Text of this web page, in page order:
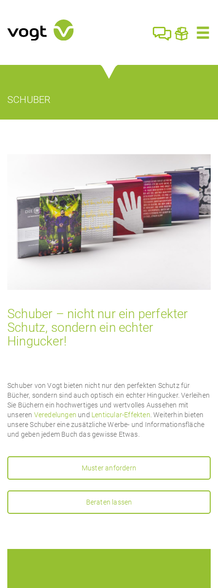
SCHUBER
Schuber – nicht nur ein perfekter
Schutz, sondern ein echter
Hingucker!
Schuber von Vogt bieten nicht nur den perfekten Schutz für
Bücher, sondern sind auch optisch ein echter Hingucker. Verleihen
Sie Büchern ein hochwertiges und wertvolles Aussehen mit
unseren Veredelungen und Lenticular-Effekten . Weiterhin bieten
unsere Schuber eine zusätzliche Werbe- und Informationsfläche
und geben jedem Buch das gewisse Etwas.
Muster anfordern
Beraten lassen